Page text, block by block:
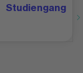
Studiengang